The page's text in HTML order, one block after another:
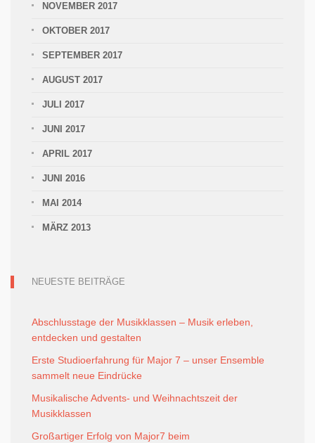
NOVEMBER 2017
OKTOBER 2017
SEPTEMBER 2017
AUGUST 2017
JULI 2017
JUNI 2017
APRIL 2017
JUNI 2016
MAI 2014
MÄRZ 2013
NEUESTE BEITRÄGE
Abschlusstage der Musikklassen – Musik erleben,
entdecken und gestalten
Erste Studioerfahrung für Major 7 – unser Ensemble
sammelt neue Eindrücke
Musikalische Advents- und Weihnachtszeit der
Musikklassen
Großartiger Erfolg von Major7 beim